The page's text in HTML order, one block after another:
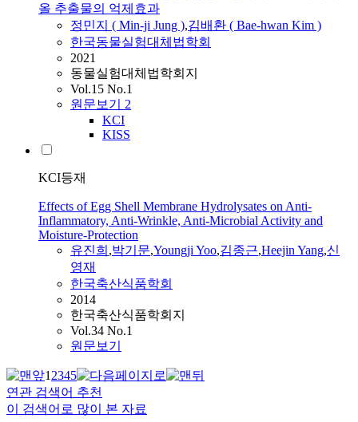
올 추출물의 억제효과
정민지 ( Min-ji Jung ),김배환 ( Bae-hwan Kim )
한국동물실험대체법학회
2021
동물실험대체법학회지
Vol.15 No.1
원문보기 2
KCI
KISS
KCI등재
Effects of Egg Shell Membrane Hydrolysates on Anti-
Inflammatory, Anti-Wrinkle, Anti-Microbial Activity and
Moisture-Protection
유진희 ,박기문,Youngji Yoo,김종근,Heejin Yang,신
영재
한국축산식품학회
2014
한국축산식품학회지
Vol.34 No.1
원문보기
12345
연관 검색어 추천
이 검색어로 많이 본 자료